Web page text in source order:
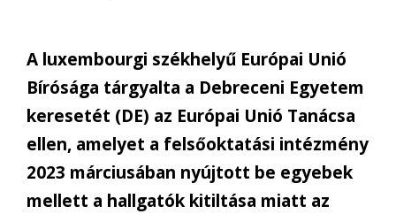
A luxembourgi székhelyű Európai Unió
Bírósága tárgyalta a Debreceni Egyetem
keresetét (DE) az Európai Unió Tanácsa
ellen, amelyet a felsőoktatási intézmény
2023 márciusában nyújtott be egyebek
mellett a hallgatók kitiltása miatt az